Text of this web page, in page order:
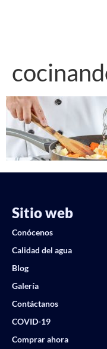
Sitio web
Conócenos
Calidad del agua
Blog
Galería
Contáctanos
COVID-19
Comprar ahora